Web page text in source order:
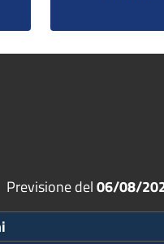
Previsione del06/08/